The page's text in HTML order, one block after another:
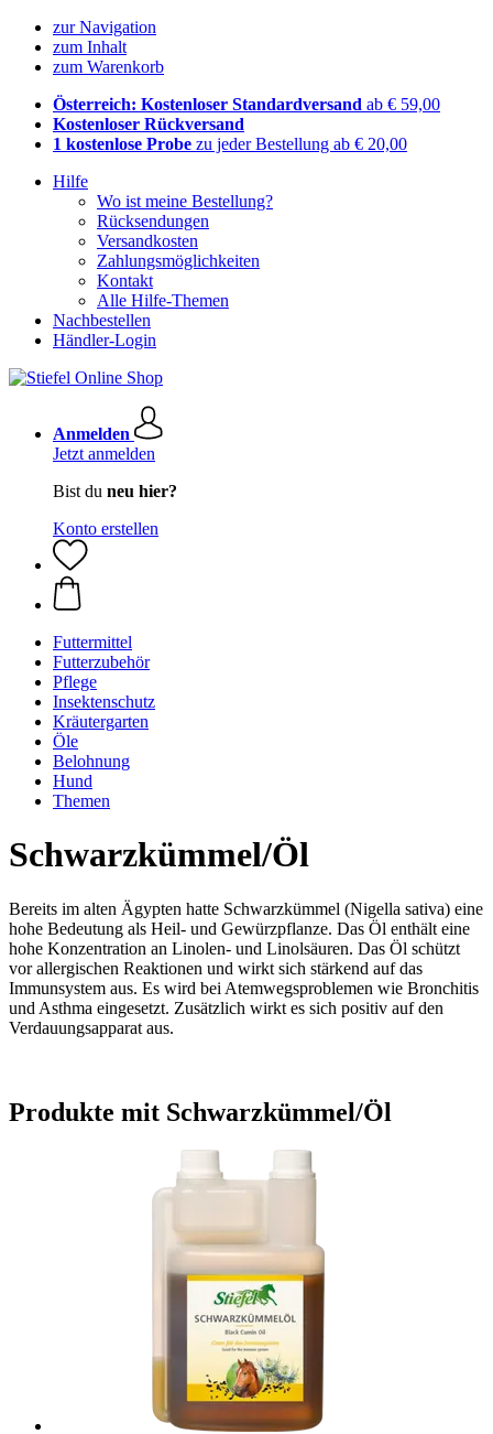
zur Navigation
zum Inhalt
zum Warenkorb
Österreich: Kostenloser Standardversand ab € 59,00
Kostenloser Rückversand
1 kostenlose Probe zu jeder Bestellung ab € 20,00
Hilfe
Wo ist meine Bestellung?
Rücksendungen
Versandkosten
Zahlungsmöglichkeiten
Kontakt
Alle Hilfe-Themen
Nachbestellen
Händler-Login
Anmelden
Jetzt anmelden
Bist du neu hier?
Konto erstellen
Futtermittel
Futterzubehör
Pflege
Insektenschutz
Kräutergarten
Öle
Belohnung
Hund
Themen
Schwarzkümmel/Öl
Bereits im alten Ägypten hatte Schwarzkümmel (Nigella sativa) eine
hohe Bedeutung als Heil- und Gewürzpflanze. Das Öl enthält eine
hohe Konzentration an Linolen- und Linolsäuren. Das Öl schützt
vor allergischen Reaktionen und wirkt sich stärkend auf das
Immunsystem aus. Es wird bei Atemwegsproblemen wie Bronchitis
und Asthma eingesetzt. Zusätzlich wirkt es sich positiv auf den
Verdauungsapparat aus.
Produkte mit Schwarzkümmel/Öl